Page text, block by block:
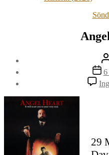
6
29